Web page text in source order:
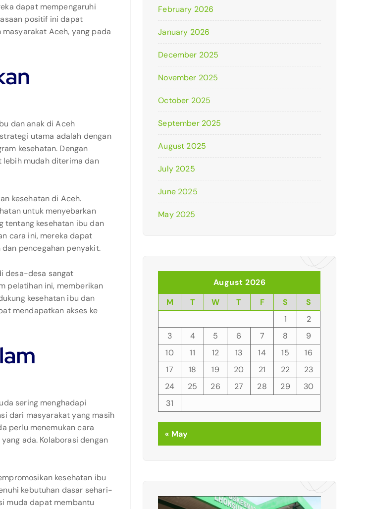
dapat mempengaruhi
positif ini dapat
Aceh, yang pada
dan anak di Aceh
utama adalah dengan
kesehatan. Dengan
lebih mudah diterima dan
kesehatan di Aceh.
untuk menyebarkan
tentang kesehatan ibu dan
cara ini, mereka dapat
pencegahan penyakit.
desa-desa sangat
pelatihan ini, memberikan
kesehatan ibu dan
mendapatkan akses ke
sering menghadapi
dari masyarakat yang masih
perlu menemukan cara
ada. Kolaborasi dengan
kesehatan ibu
kebutuhan dasar sehari-
muda dapat membantu
February 2026
January 2026
December 2025
November 2025
October 2025
September 2025
August 2025
July 2025
June 2025
May 2025
August 2026
M
T W T F S
S
1
2
3
4 5 6 7 8
9
10
11 12 13 14 15
16
17
18 19 20 21 22
23
24
25 26 27 28 29
30
31
« May